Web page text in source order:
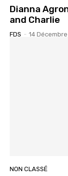
Dianna
and Charlie
FDS - 14 Décembre
NON CLASSÉ